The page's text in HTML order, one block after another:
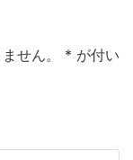
せん。 * が付い